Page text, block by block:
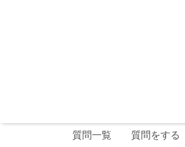
質問一覧 質問をする